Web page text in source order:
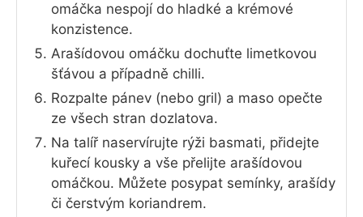
omáčka nespojí do hladké a krémové
konzistence.
Arašídovou omáčku dochuťte limetkovou
šťávou a případně chilli.
Rozpalte pánev (nebo gril) a maso opečte
ze všech stran dozlatova.
Na talíř naservírujte rýži basmati, přidejte
kuřecí kousky a vše přelijte arašídovou
omáčkou. Můžete posypat semínky, arašídy
či čerstvým koriandrem.